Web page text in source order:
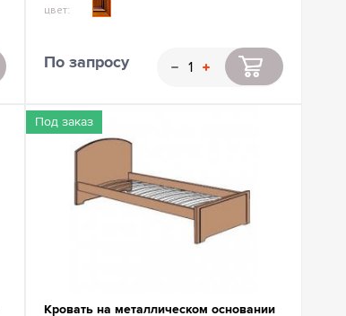
цвет:
По запросу
Под заказ
Кровать на металлическом основании